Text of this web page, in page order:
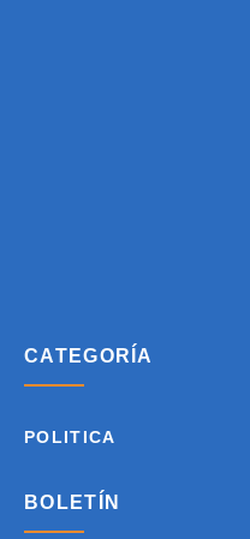
CATEGORÍA
POLITICA
BOLETÍN